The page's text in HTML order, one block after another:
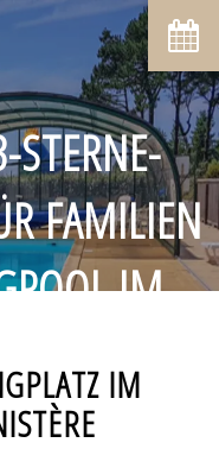
STERNE-
FAMILIEN
IM
IM